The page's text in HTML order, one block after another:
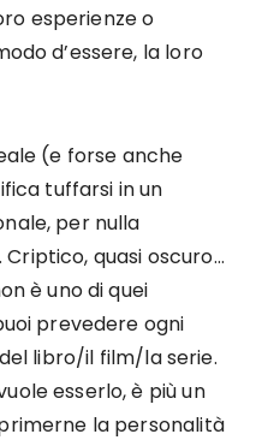
esperienze o
d’essere, la loro
(e forse anche
tuffarsi in un
per nulla
quasi oscuro…
è uno di quei
prevedere ogni
libro/il film/la serie.
esserlo, è più un
la personalità